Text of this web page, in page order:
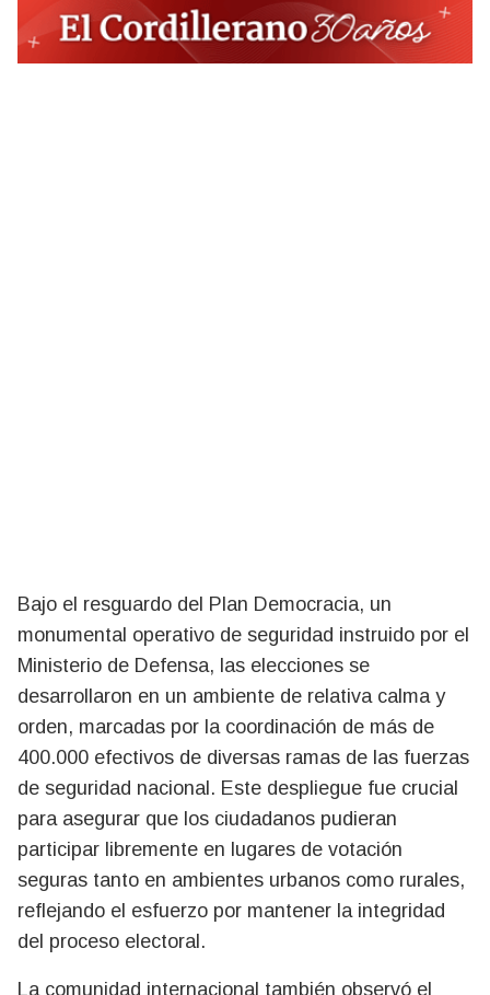
Bajo el resguardo del Plan Democracia, un
monumental operativo de seguridad instruido por el
Ministerio de Defensa, las elecciones se
desarrollaron en un ambiente de relativa calma y
orden, marcadas por la coordinación de más de
400.000 efectivos de diversas ramas de las fuerzas
de seguridad nacional. Este despliegue fue crucial
para asegurar que los ciudadanos pudieran
participar libremente en lugares de votación
seguras tanto en ambientes urbanos como rurales,
reflejando el esfuerzo por mantener la integridad
del proceso electoral.
La comunidad internacional también observó el